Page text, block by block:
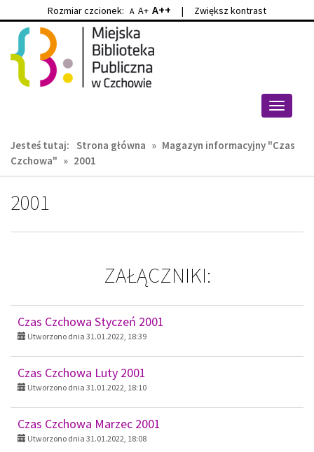
Przejdź
głównej
treści
Przejdź
wyszukiwarki
Rozmiar czcionek: A A+ A++ | Zwiększ kontrast
Przełącz
Jesteś tutaj: Strona główna » Magazyn informacyjny "Czas
Czchowa" » 2001
2001
ZAŁĄCZNIKI:
Czas Czchowa Styczeń 2001
Utworzono dnia 31.01.2022, 18:39
Czas Czchowa Luty 2001
Utworzono dnia 31.01.2022, 18:10
Czas Czchowa Marzec 2001
Utworzono dnia 31.01.2022, 18:08